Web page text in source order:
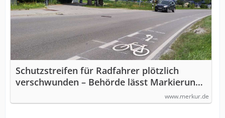
Schutzstreifen für Radfahrer plötzlich
verschwunden – Behörde lässt Markierung
www.merkur.de